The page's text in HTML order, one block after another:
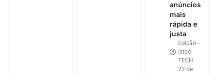
anúncios
mais
rápida e
justa
Edição -
Istoé
TECH
22 de